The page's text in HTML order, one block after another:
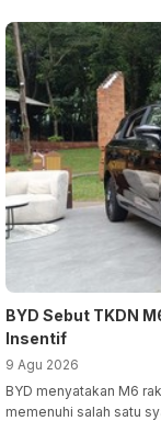
BYD Sebut TKDN
Insentif
9 Agu 2026
BYD menyatakan M6
memenuhi salah satu